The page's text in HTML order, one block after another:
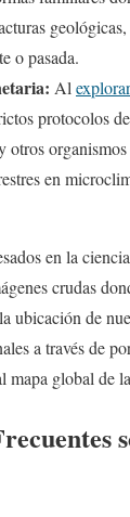
o pasada.
Al explorar
protocolos
otros
en
en la
crudas
ubicación de
a través de
mapa global de